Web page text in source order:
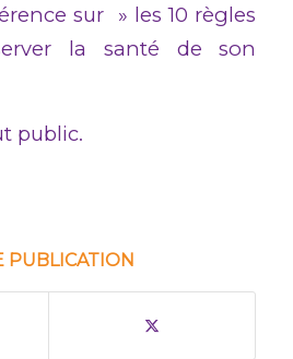
sur » les 10 règles
la santé de son
public.
PUBLICATION